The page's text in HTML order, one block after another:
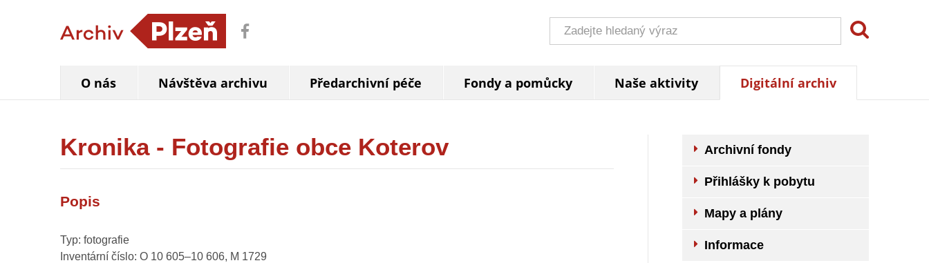
O nás Návštěva archivu Předarchivní péče Fondy a pomůcky Naše aktivity Digitální archiv
Kronika - Fotografie obce Koterov
Popis
Typ: fotografie
Inventární číslo: O 10 605–10 606, M 1729
Archivní fondy
Přihlášky k pobytu
Mapy a plány
Informace